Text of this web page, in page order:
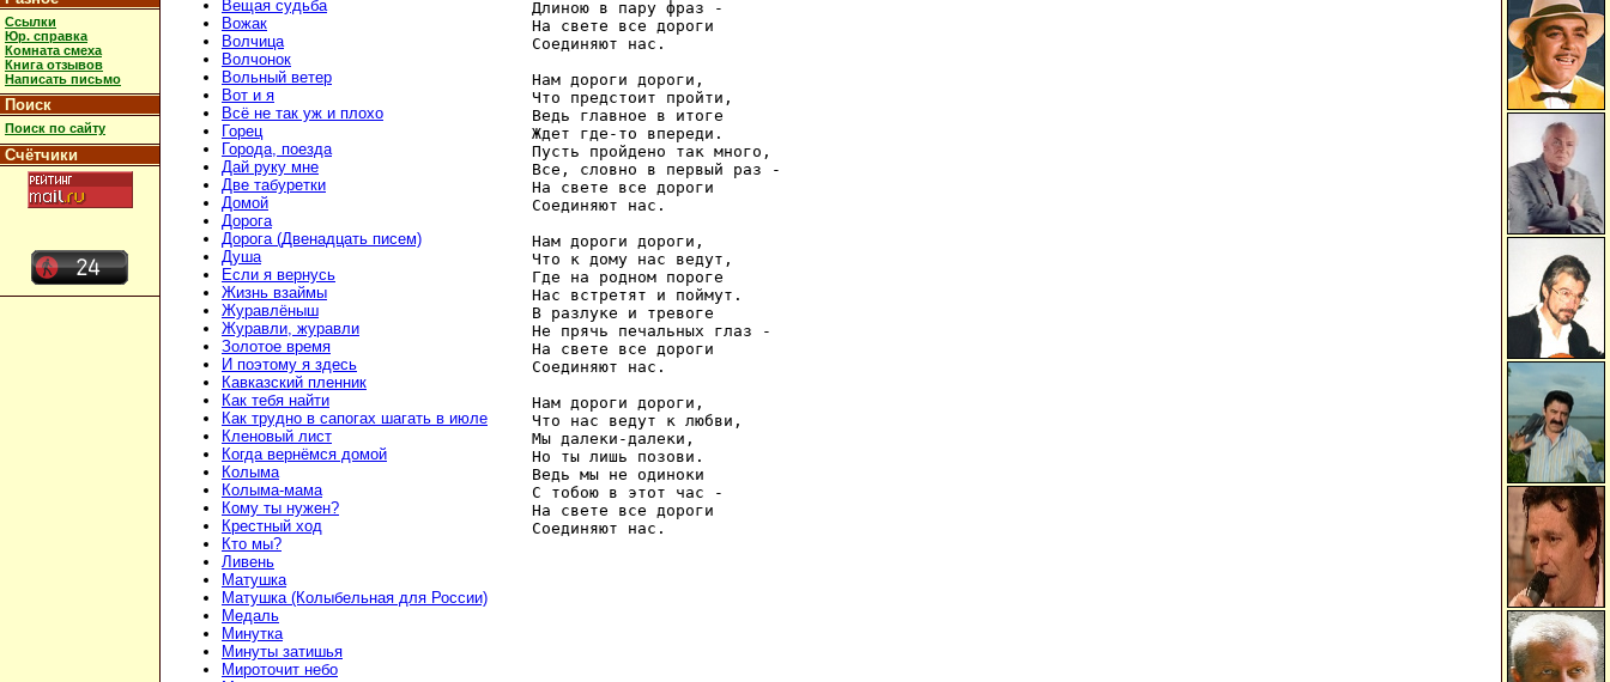
Ссылки
Юр. справка
Комната смеха
Книга отзывов
Написать письмо
Поиск
Поиск по сайту
Счётчики
Вещая судьба
Вожак
Волчица
Волчонок
Вольный ветер
Вот и я
Всё не так уж и плохо
Горец
Города, поезда
Дай руку мне
Две табуретки
Домой
Дорога
Дорога (Двенадцать писем)
Душа
Если я вернусь
Жизнь взаймы
Журавлёныш
Журавли, журавли
Золотое время
И поэтому я здесь
Кавказский пленник
Как тебя найти
Как трудно в сапогах шагать в июле
Кленовый лист
Когда вернёмся домой
Колыма
Колыма-мама
Кому ты нужен?
Крестный ход
Кто мы?
Ливень
Матушка
Матушка (Колыбельная для России)
Медаль
Минутка
Минуты затишья
Мироточит небо
   Длиною в пару фраз -
   На свете все дороги
   Соединяют нас.
   Нам дороги дороги,
   Что предстоит пройти,
   Ведь главное в итоге
   Ждет где-то впереди.
   Пусть пройдено так много,
   Все, словно в первый раз -
   На свете все дороги
   Соединяют нас.
   Нам дороги дороги,
   Что к дому нас ведут,
   Где на родном пороге
   Нас встретят и поймут.
   В разлуке и тревоге
   Не прячь печальных глаз -
   На свете все дороги
   Соединяют нас.
   Нам дороги дороги,
   Что нас ведут к любви,
   Мы далеки-далеки,
   Но ты лишь позови.
   Ведь мы не одиноки
   С тобою в этот час -
   На свете все дороги